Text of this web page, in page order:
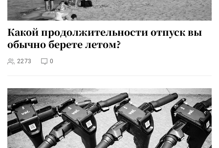
Какой продолжительности отпуск вы
обычно берете летом?
2273 0